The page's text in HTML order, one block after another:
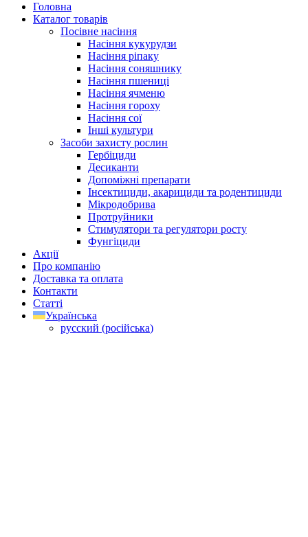
Головна
Каталог товарів
Посівне насіння
Насіння кукурудзи
Насіння ріпаку
Насіння соняшнику
Насіння пшениці
Насіння ячменю
Насіння гороху
Насіння сої
Інші культури
Засоби захисту рослин
Гербіциди
Десиканти
Допоміжні препарати
Інсектициди, акарициди та родентициди
Мікродобрива
Протруйники
Стимулятори та регулятори росту
Фунгіциди
Акції
Про компанію
Доставка та оплата
Контакти
Статті
Українська
русский (російська)